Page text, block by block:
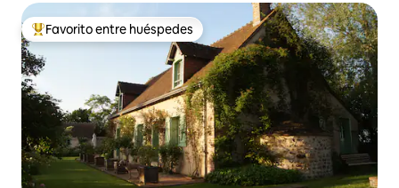
Favorito entre huéspedes preferido
Favorito entre huéspedes